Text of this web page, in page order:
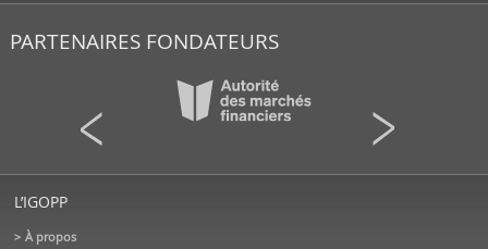
PARTENAIRES FONDATEURS
L’IGOPP
À propos